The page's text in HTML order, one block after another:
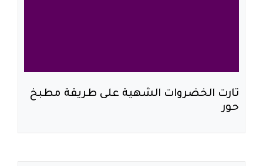
تارت الخضروات الشهية على طريقة مطبخ
حور